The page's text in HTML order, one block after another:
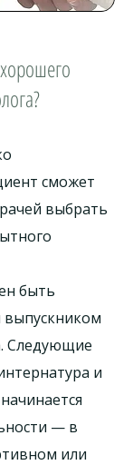
сможет
выбрать
быть
Следующие
и
— в
или